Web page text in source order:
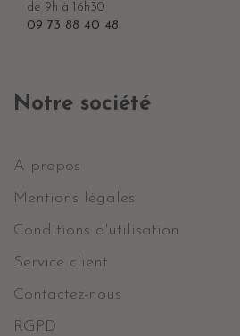
de 9h à 16h30
09 73 88 40 48
Notre société
A propos
Mentions légales
Conditions d'utilisation
Service client
Contactez-nous
RGPD